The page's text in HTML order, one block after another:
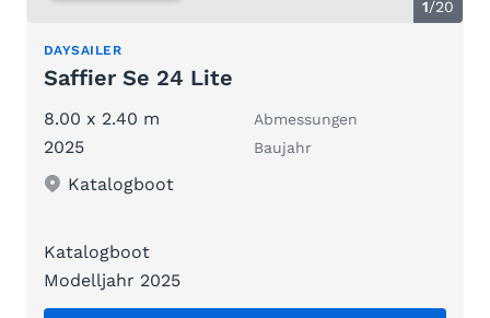
1/20
DAYSAILER
Saffier Se 24 Lite
8.00 x 2.40 m Abmessungen
2025 Baujahr
Katalogboot
Katalogboot
Modelljahr 2025